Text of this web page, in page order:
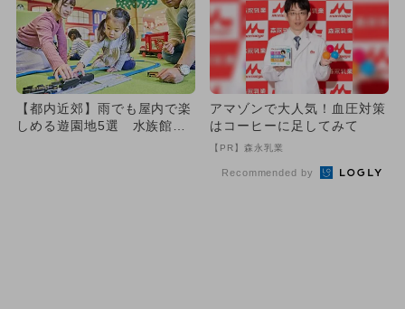
【都内近郊】雨でも屋内で楽
しめる遊園地5選 水族館＆
アマゾンで大人気！血圧対策
はコーヒーに足してみて
【PR】森永乳業
Recommended by